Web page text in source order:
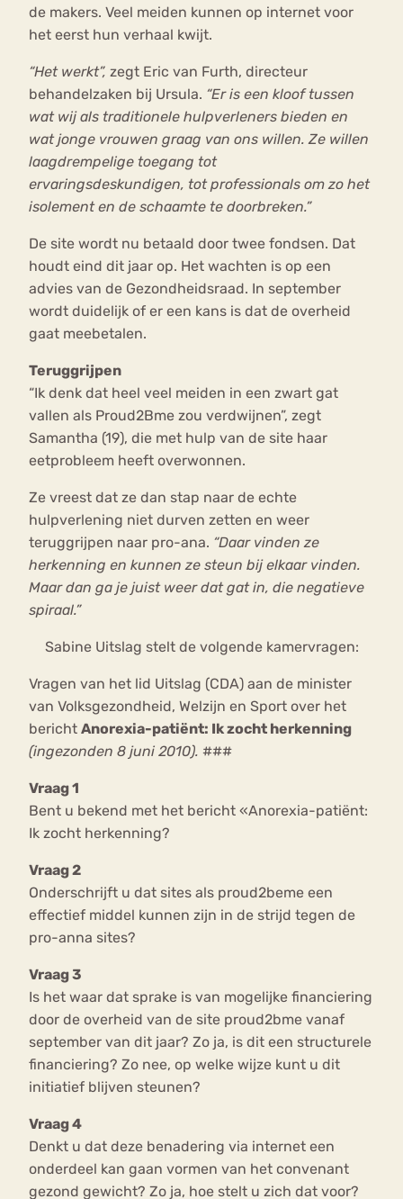
de makers. Veel meiden kunnen op internet voor
het eerst hun verhaal kwijt.
“Het werkt”, zegt Eric van Furth, directeur
behandelzaken bij Ursula. “Er is een kloof tussen
wat wij als traditionele hulpverleners bieden en
wat jonge vrouwen graag van ons willen. Ze willen
laagdrempelige toegang tot
ervaringsdeskundigen, tot professionals om zo het
isolement en de schaamte te doorbreken.”
De site wordt nu betaald door twee fondsen. Dat
houdt eind dit jaar op. Het wachten is op een
advies van de Gezondheidsraad. In september
wordt duidelijk of er een kans is dat de overheid
gaat meebetalen.
Teruggrijpen
“Ik denk dat heel veel meiden in een zwart gat
vallen als Proud2Bme zou verdwijnen”, zegt
Samantha (19), die met hulp van de site haar
eetprobleem heeft overwonnen.
Ze vreest dat ze dan stap naar de echte
hulpverlening niet durven zetten en weer
teruggrijpen naar pro-ana. “Daar vinden ze
herkenning en kunnen ze steun bij elkaar vinden.
Maar dan ga je juist weer dat gat in, die negatieve
spiraal.”
Sabine Uitslag stelt de volgende kamervragen:
Vragen van het lid Uitslag (CDA) aan de minister
van Volksgezondheid, Welzijn en Sport over het
bericht Anorexia-patiënt: Ik zocht herkenning
(ingezonden 8 juni 2010). ###
Vraag 1
Bent u bekend met het bericht «Anorexia-patiënt:
Ik zocht herkenning?
Vraag 2
Onderschrijft u dat sites als proud2beme een
effectief middel kunnen zijn in de strijd tegen de
pro-anna sites?
Vraag 3
Is het waar dat sprake is van mogelijke financiering
door de overheid van de site proud2bme vanaf
september van dit jaar? Zo ja, is dit een structurele
financiering? Zo nee, op welke wijze kunt u dit
initiatief blijven steunen?
Vraag 4
Denkt u dat deze benadering via internet een
onderdeel kan gaan vormen van het convenant
gezond gewicht? Zo ja, hoe stelt u zich dat voor?